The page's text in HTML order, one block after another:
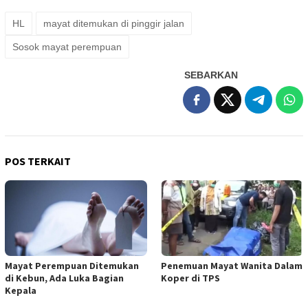
HL mayat ditemukan di pinggir jalan
Sosok mayat perempuan
SEBARKAN
POS TERKAIT
Mayat Perempuan Ditemukan
di Kebun, Ada Luka Bagian
Kepala
Penemuan Mayat Wanita Dalam
Koper di TPS